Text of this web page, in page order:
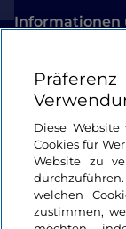
Informationen
Nützliche
Login
Bleiben wir in
Diese
Cookies für
Website zu
welchen
zustimmen,